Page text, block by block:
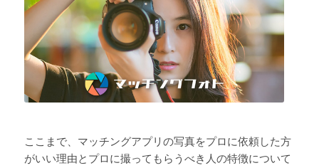
ここまで、マッチングアプリの写真をプロに依頼した方
がいい理由とプロに撮ってもらうべき人の特徴について